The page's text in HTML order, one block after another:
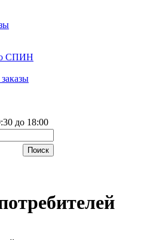
СПИН
до 18:00